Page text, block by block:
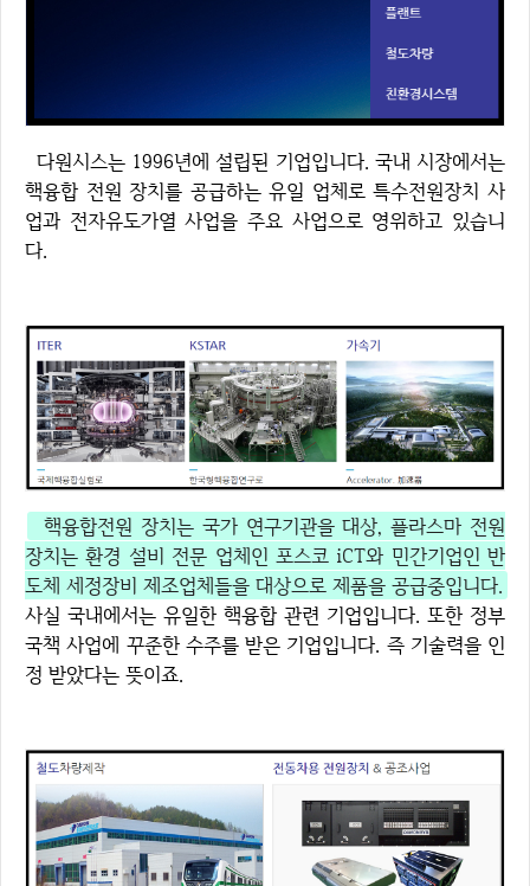
다원시스는 1996년에 설립된 기업입니다. 국내 시장에서는
핵융합 전원 장치를 공급하는 유일 업체로 특수전원장치 사
업과 전자유도가열 사업을 주요 사업으로 영위하고 있습니
다.
핵융합전원 장치는 국가 연구기관을 대상, 플라스마 전원
장치는 환경 설비 전문 업체인 포스코 iCT와 민간기업인 반
도체 세정장비 제조업체들을 대상으로 제품을 공급중입니다.
사실 국내에서는 유일한 핵융합 관련 기업입니다. 또한 정부
국책 사업에 꾸준한 수주를 받은 기업입니다. 즉 기술력을 인
정 받았다는 뜻이죠.